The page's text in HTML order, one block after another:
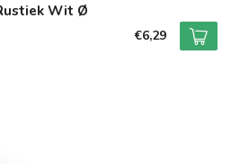
Wit Ø
€6,29